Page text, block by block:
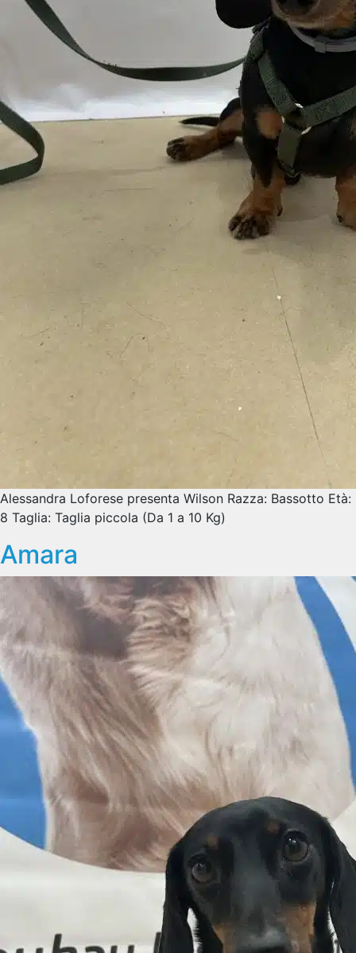
Alessandra Loforese presenta Wilson Razza: Bassotto Età:
8 Taglia: Taglia piccola (Da 1 a 10 Kg)
Amara